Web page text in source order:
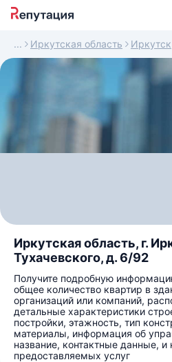
Иркутская область Иркутск
Иркутская область, г.
Тухачевского, д. 6/92
Получите подробную
общее количество квартир в
организаций или компаний,
детальные характеристики
постройки, этажность, тип
материалы, информация об
название, контактные данные, и
предоставляемых услуг